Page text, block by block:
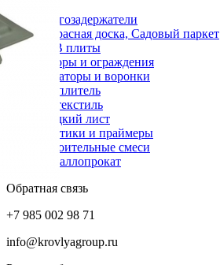
Снегозадержатели
Террасная доска, Садовый паркет
OSB плиты
Заборы и ограждения
Аэраторы и воронки
Утеплитель
Геотекстиль
Гладкий лист
Мастики и праймеры
Строительные смеси
Металлопрокат
Обратная связь
+7 985 002 98 71
info@krovlyagroup.ru